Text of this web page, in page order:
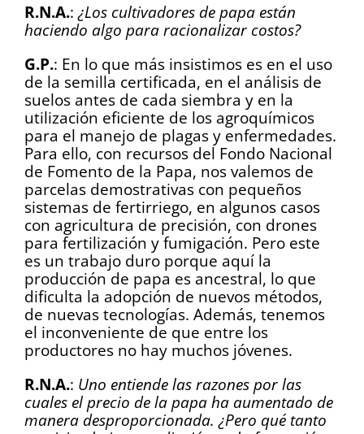
R.N.A.: ¿Los cultivadores de papa están
haciendo algo para racionalizar costos?
G.P.: En lo que más insistimos es en el uso
de la semilla certificada, en el análisis de
suelos antes de cada siembra y en la
utilización eficiente de los agroquímicos
para el manejo de plagas y enfermedades.
Para ello, con recursos del Fondo Nacional
de Fomento de la Papa, nos valemos de
parcelas demostrativas con pequeños
sistemas de fertirriego, en algunos casos
con agricultura de precisión, con drones
para fertilización y fumigación. Pero este
es un trabajo duro porque aquí la
producción de papa es ancestral, lo que
dificulta la adopción de nuevos métodos,
de nuevas tecnologías. Además, tenemos
el inconveniente de que entre los
productores no hay muchos jóvenes.
R.N.A.: Uno entiende las razones por las
cuales el precio de la papa ha aumentado de
manera desproporcionada. ¿Pero qué tanto